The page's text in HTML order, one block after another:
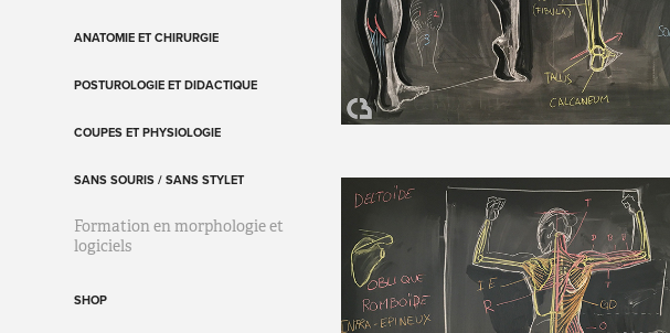
ANATOMIE ET CHIRURGIE
POSTUROLOGIE ET DIDACTIQUE
COUPES ET PHYSIOLOGIE
SANS SOURIS / SANS STYLET
Formation en morphologie et
logiciels
SHOP